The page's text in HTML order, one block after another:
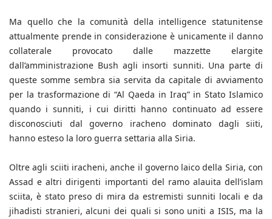
Ma quello che la comunità della intelligence statunitense
attualmente prende in considerazione è unicamente il danno
collaterale provocato dalle mazzette elargite
dall’amministrazione Bush agli insorti sunniti. Una parte di
queste somme sembra sia servita da capitale di avviamento
per la trasformazione di “Al Qaeda in Iraq” in Stato Islamico
quando i sunniti, i cui diritti hanno continuato ad essere
disconosciuti dal governo iracheno dominato dagli siiti,
hanno esteso la loro guerra settaria alla Siria.
Oltre agli sciiti iracheni, anche il governo laico della Siria, con
Assad e altri dirigenti importanti del ramo alauita dell’islam
sciita, è stato preso di mira da estremisti sunniti locali e da
jihadisti stranieri, alcuni dei quali si sono uniti a ISIS, ma la